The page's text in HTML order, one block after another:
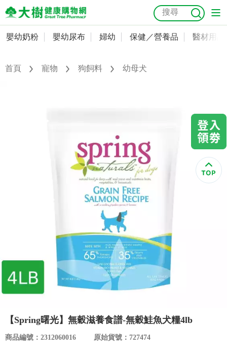
嬰幼奶粉
嬰幼尿布
食品／健康食補
寵物
優惠活動
抗菌 尿布 大樹獨家 益生菌 魚油
會員資料及密碼修改
常用收件人清單
登入
嬰幼奶粉 嬰幼尿布 婦幼 保健／營養品 醫材用品
首頁 寵物 狗飼料 幼母犬
【Spring曙光】無穀滋養食譜-無穀鮭魚犬糧4lb
商品編號：2312060016 原始貨號：727474